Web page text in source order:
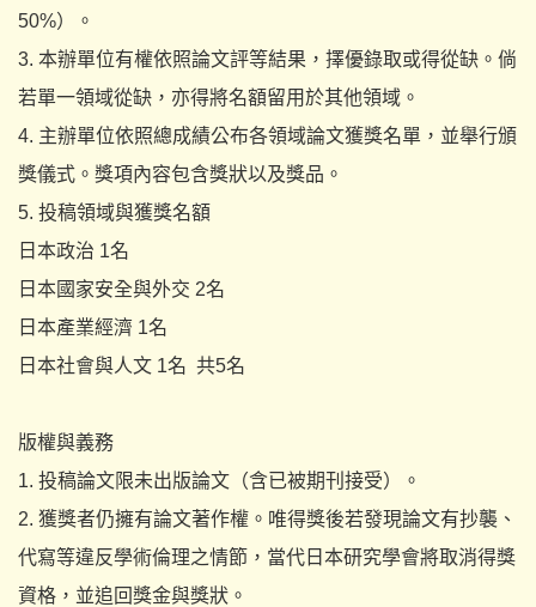
50%）。
3. 本辦單位有權依照論文評等結果，擇優錄取或得從缺。 倘
若單一領域從缺，亦得將名額留用於其他領域。
4. 主辦單位依照總成績公布各領域論文獲獎名單，並舉行頒
獎儀式。 獎項內容包含獎狀以及獎品。
5. 投稿領域與獲獎名額
日本政治 1名
日本國家安全與外交 2名
日本產業經濟 1名
日本社會與人文 1名 共5名
版權與義務
1. 投稿論文限未出版論文（含已被期刊接受）。
2. 獲獎者仍擁有論文著作權。唯得獎後若發現論文有抄襲、
代寫等違反學術倫理之情節，當代日本研究學會將取消得獎
資格， 並追回獎金與獎狀。